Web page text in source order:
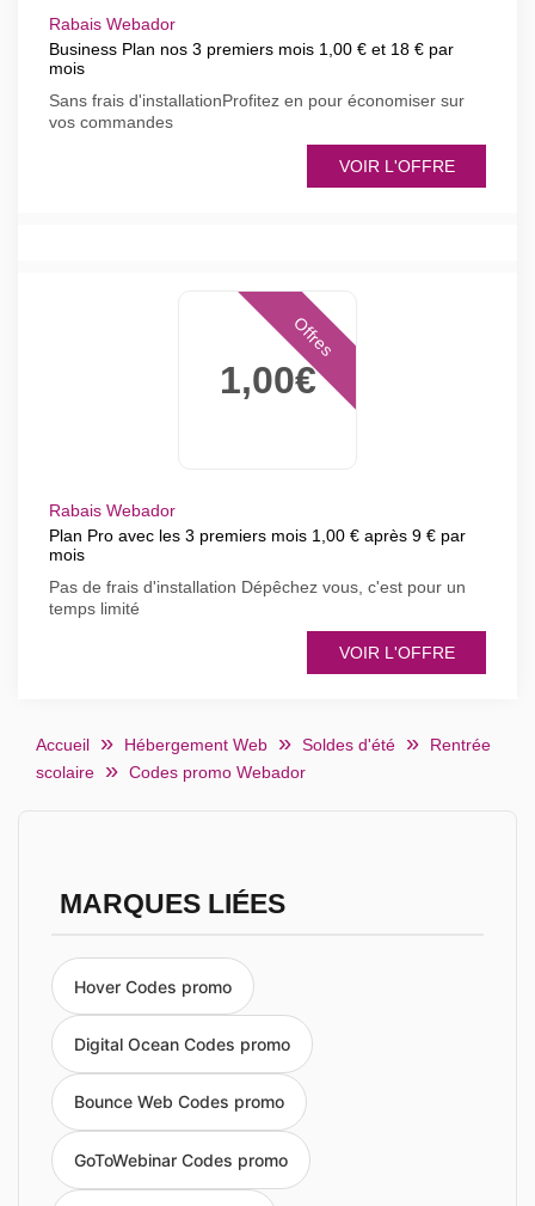
Rabais Webador
Business Plan nos 3 premiers mois 1,00 € et 18 € par
mois
Sans frais d'installationProfitez en pour économiser sur
vos commandes
VOIR L'OFFRE
1,00€
Offres
Rabais Webador
Plan Pro avec les 3 premiers mois 1,00 € après 9 € par
mois
Pas de frais d'installation Dépêchez vous, c'est pour un
temps limité
VOIR L'OFFRE
Accueil Hébergement Web Soldes d'été
Rentrée
scolaire
Codes promo Webador
MARQUES LIÉES
Hover Codes promo
Digital Ocean Codes promo
Bounce Web Codes promo
GoToWebinar Codes promo